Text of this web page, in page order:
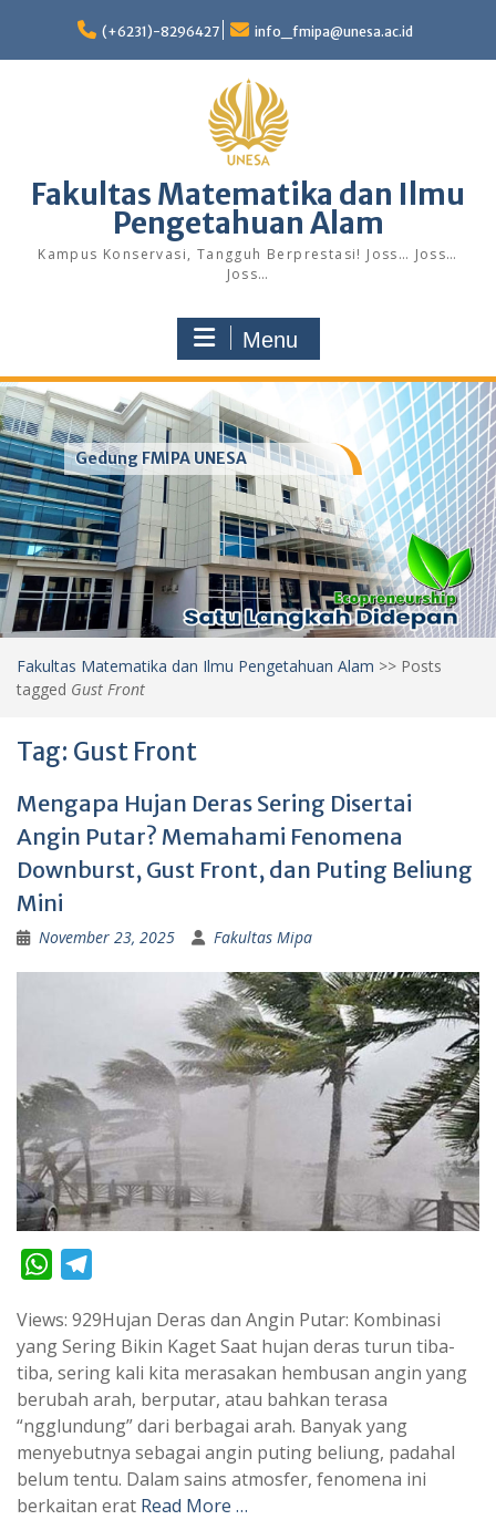
content
(+6231)-8296427 info_fmipa@unesa.ac.id
Fakultas Matematika dan Ilmu
Pengetahuan Alam
Kampus Konservasi, Tangguh Berprestasi! Joss… Joss…
Joss…
Menu
Gedung FMIPA UNESA
Fakultas Matematika dan Ilmu Pengetahuan Alam >> Posts
tagged Gust Front
Tag: Gust Front
Mengapa Hujan Deras Sering Disertai
Angin Putar? Memahami Fenomena
Downburst, Gust Front, dan Puting Beliung
Mini
November 23, 2025 Fakultas Mipa
W
a
t
s
A
p
p
l
e
g
r
a
m
Views: 929Hujan Deras dan Angin Putar: Kombinasi
yang Sering Bikin Kaget Saat hujan deras turun tiba-
tiba, sering kali kita merasakan hembusan angin yang
berubah arah, berputar, atau bahkan terasa
“ngglundung” dari berbagai arah. Banyak yang
menyebutnya sebagai angin puting beliung, padahal
belum tentu. Dalam sains atmosfer, fenomena ini
berkaitan erat Read More …